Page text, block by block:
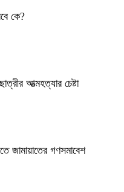
কে?
আত্মহত্যার চেষ্টা
জামায়াতের গণসমাবেশ